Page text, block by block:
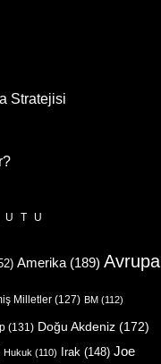
Stratejisi
Amerika (189) Avrupa
Milletler (127) BM (112)
(131) Doğu Akdeniz (172)
Hukuk (110) Irak (148) Joe